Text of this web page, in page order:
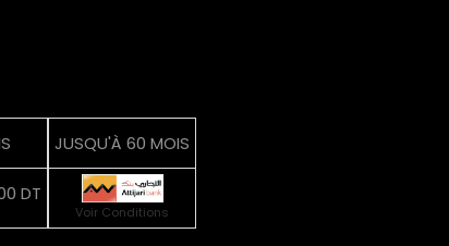
DT
JUSQU'À 60 MOIS
Voir Conditions